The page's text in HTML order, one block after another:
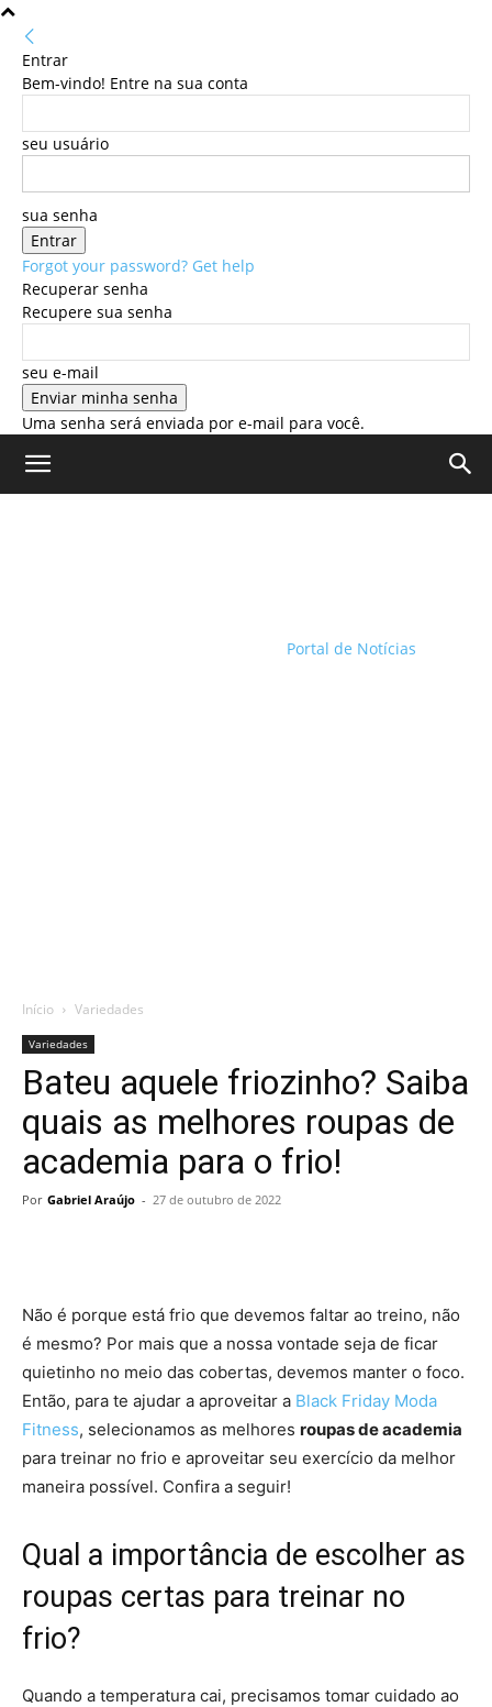
Entrar
Bem-vindo! Entre na sua conta
seu usuário
sua senha
Forgot your password? Get help
Recuperar senha
Recupere sua senha
seu e-mail
Uma senha será enviada por e-mail para você.
Portal de Notícias
Início Variedades
Variedades
Bateu aquele friozinho? Saiba
quais as melhores roupas de
academia para o frio!
Por Gabriel Araújo - 27 de outubro de 2022
Não é porque está frio que devemos faltar ao treino, não
é mesmo? Por mais que a nossa vontade seja de ficar
quietinho no meio das cobertas, devemos manter o foco.
Então, para te ajudar a aproveitar a Black Friday Moda
Fitness, selecionamos as melhores roupas de academia
para treinar no frio e aproveitar seu exercício da melhor
maneira possível. Confira a seguir!
Qual a importância de escolher as
roupas certas para treinar no
frio?
Quando a temperatura cai, precisamos tomar cuidado ao